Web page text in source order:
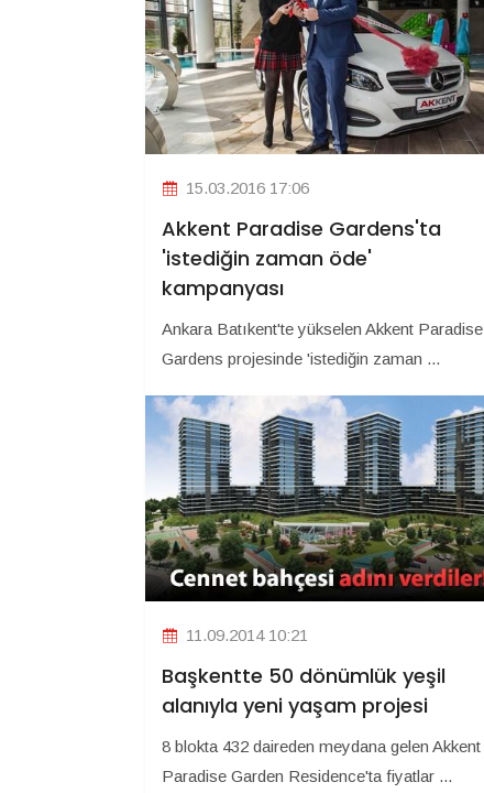
15.03.2016 17:06
Akkent Paradise Gardens'ta
'istediğin zaman öde'
kampanyası
Ankara Batıkent'te yükselen Akkent Paradise
Gardens projesinde 'istediğin zaman ...
11.09.2014 10:21
Başkentte 50 dönümlük yeşil
alanıyla yeni yaşam projesi
8 blokta 432 daireden meydana gelen Akkent
Paradise Garden Residence'ta fiyatlar ...